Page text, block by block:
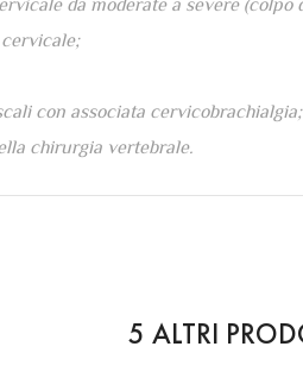
con associata cervicobrachialgia;
chirurgia vertebrale.
5 ALTRI